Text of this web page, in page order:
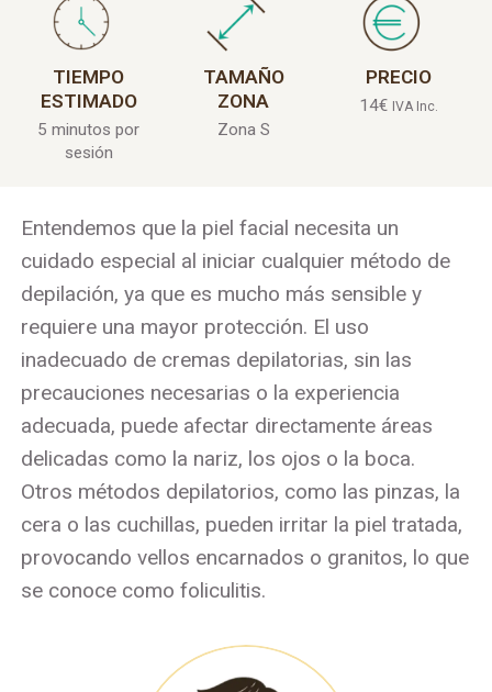
TIEMPO
ESTIMADO
5 minutos por
sesión
TAMAÑO
ZONA
Zona S
PRECIO
14€ IVA Inc.
Entendemos que la piel facial necesita un
cuidado especial al iniciar cualquier método de
depilación, ya que es mucho más sensible y
requiere una mayor protección. El uso
inadecuado de cremas depilatorias, sin las
precauciones necesarias o la experiencia
adecuada, puede afectar directamente áreas
delicadas como la nariz, los ojos o la boca.
Otros métodos depilatorios, como las pinzas, la
cera o las cuchillas, pueden irritar la piel tratada,
provocando vellos encarnados o granitos, lo que
se conoce como foliculitis.